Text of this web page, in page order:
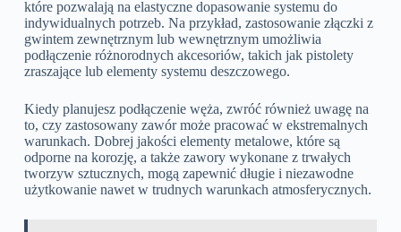
które pozwalają na elastyczne dopasowanie systemu do
indywidualnych potrzeb. Na przykład, zastosowanie złączki z
gwintem zewnętrznym lub wewnętrznym umożliwia
podłączenie różnorodnych akcesoriów, takich jak pistolety
zraszające lub elementy systemu deszczowego.
Kiedy planujesz podłączenie węża, zwróć również uwagę na
to, czy zastosowany zawór może pracować w ekstremalnych
warunkach. Dobrej jakości elementy metalowe, które są
odporne na korozję, a także zawory wykonane z trwałych
tworzyw sztucznych, mogą zapewnić długie i niezawodne
użytkowanie nawet w trudnych warunkach atmosferycznych.